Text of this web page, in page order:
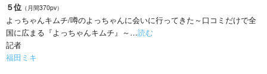
５位 （月間370pv）
よっちゃんキムチ/噂のよっちゃんに会いに行ってきた～口コミだけで全
国に広まる『よっちゃんキムチ』～…読む
記者
福田ミキ